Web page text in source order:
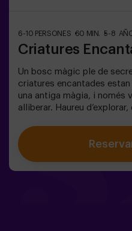
6-10 PERSONES 60 MIN. 5-8
Criatures
Un bosc màgic ple de
criatures encantades
una antiga màgia, i només
alliberar. Haureu
que les mantenen
posarà a prova d’una
de competir, sinó